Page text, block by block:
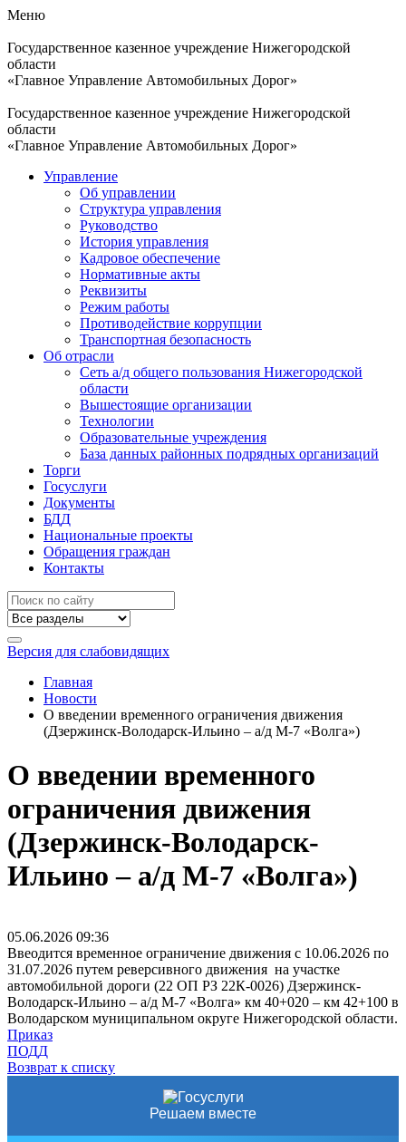
Меню
Государственное казенное учреждение Нижегородской
области
«Главное Управление Автомобильных Дорог»
Государственное казенное учреждение Нижегородской
области
«Главное Управление Автомобильных Дорог»
Управление
Об управлении
Структура управления
Руководство
История управления
Кадровое обеспечение
Нормативные акты
Реквизиты
Режим работы
Противодействие коррупции
Транспортная безопасность
Об отрасли
Сеть а/д общего пользования Нижегородской
области
Вышестоящие организации
Технологии
Образовательные учреждения
База данных районных подрядных организаций
Торги
Госуслуги
Документы
БДД
Национальные проекты
Обращения граждан
Контакты
Версия для слабовидящих
Главная
Новости
О введении временного ограничения движения
(Дзержинск-Володарск-Ильино – а/д М-7 «Волга»)
О введении временного
ограничения движения
(Дзержинск-Володарск-
Ильино – а/д М-7 «Волга»)
05.06.2026 09:36
Ввеодится временное ограничение движения с 10.06.2026 по
31.07.2026 путем реверсивного движения на участке
автомобильной дороги (22 ОП РЗ 22К-0026) Дзержинск-
Володарск-Ильино – а/д М-7 «Волга» км 40+020 – км 42+100 в
Володарском муниципальном округе Нижегородской области.
Приказ
ПОДД
Возврат к списку
Решаем вместе